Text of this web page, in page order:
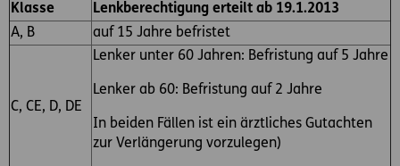
Klasse
Lenkberechtigung erteilt ab 19.1.2013
A, B
auf 15 Jahre befristet
C, CE, D, DE
Lenker unter 60 Jahren: Befristung auf 5 Jahre
Lenker ab 60: Befristung auf 2 Jahre
In beiden Fällen ist ein ärztliches Gutachten
zur Verlängerung vorzulegen)